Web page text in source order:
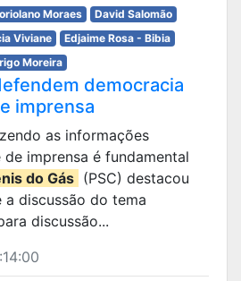
Moraes
David Salomão
Viviane
Edjaime Rosa - Bibia
Moreira
democracia
imprensa
as informações
de imprensa é fundamental
do Gás (PSC) destacou
discussão do tema
discussão...